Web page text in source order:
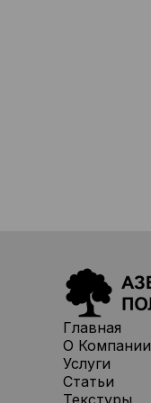
Главная
О Компании
Услуги
Статьи
Текстуры